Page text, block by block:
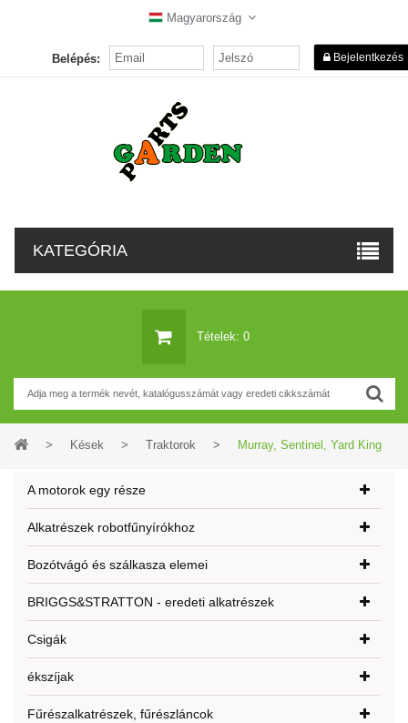
Magyarország
Belépés: Bejelentkezés
KATEGÓRIA
Tételek: 0
> Kések > Traktorok > Murray, Sentinel, Yard King
A motorok egy része
Alkatrészek robotfűnyírókhoz
Bozótvágó és szálkasza elemei
BRIGGS&STRATTON - eredeti alkatrészek
Csigák
ékszíjak
Fűrészalkatrészek, fűrészláncok